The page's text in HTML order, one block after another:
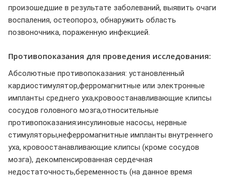
произошедшие в результате заболеваний, выявить очаги
воспаления, остеопороз, обнаружить область
позвоночника, пораженную инфекцией.
Противопоказания для проведения исследования:
Абсолютные противопоказания: установленный
кардиостимулятор,ферромагнитные или электронные
импланты среднего уха,кровоостанавливающие клипсы
сосудов головного мозга,относительные
противопоказания:инсулиновые насосы, нервные
стимуляторы,неферромагнитные импланты внутреннего
уха, кровоостанавливающие клипсы (кроме сосудов
мозга), декомпенсированная сердечная
недостаточность,беременность (на данное время